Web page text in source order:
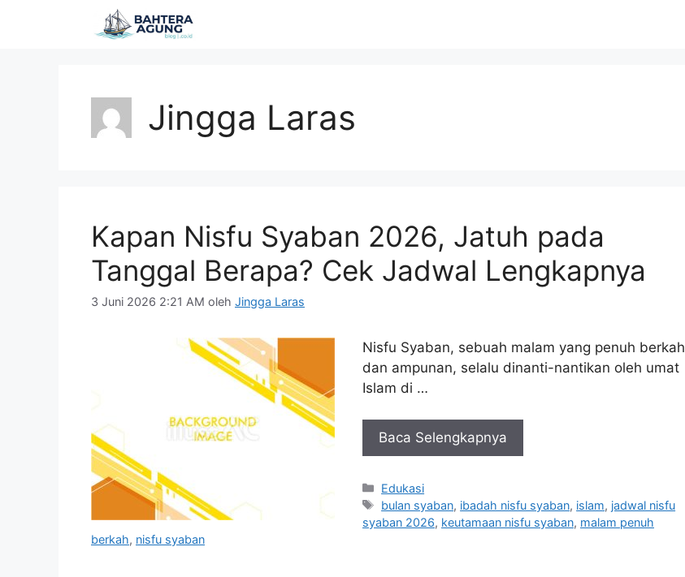
Jingga Laras
Kapan Nisfu Syaban 2026, Jatuh pada
Tanggal Berapa? Cek Jadwal Lengkapnya
3 Juni 2026 2:21 AM oleh Jingga Laras
Nisfu Syaban, sebuah malam yang penuh berkah
dan ampunan, selalu dinanti-nantikan oleh umat
Islam di …
Baca Selengkapnya
Kategori
Edukasi
Tag
bulan syaban, ibadah nisfu syaban, islam, jadwal nisfu
syaban 2026, keutamaan nisfu syaban, malam penuh
berkah, nisfu syaban